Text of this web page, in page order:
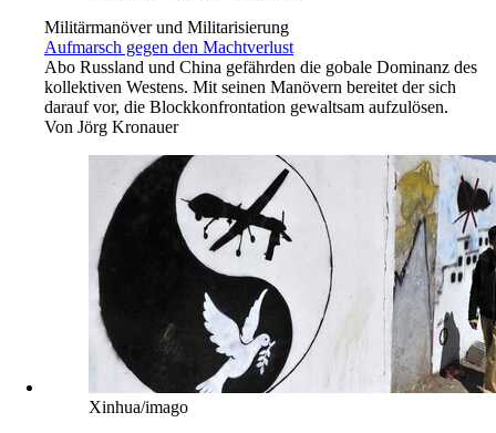
Militärmanöver und Militarisierung
Aufmarsch gegen den Machtverlust
Abo Russland und China gefährden die gobale Dominanz des
kollektiven Westens. Mit seinen Manövern bereitet der sich
darauf vor, die Blockkonfrontation gewaltsam aufzulösen.
Von Jörg Kronauer
Xinhua/imago